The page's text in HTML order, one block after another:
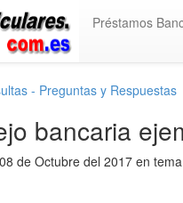
Préstamos
- Preguntas y Respuestas
bancaria
de Octubre del 2017 en tema